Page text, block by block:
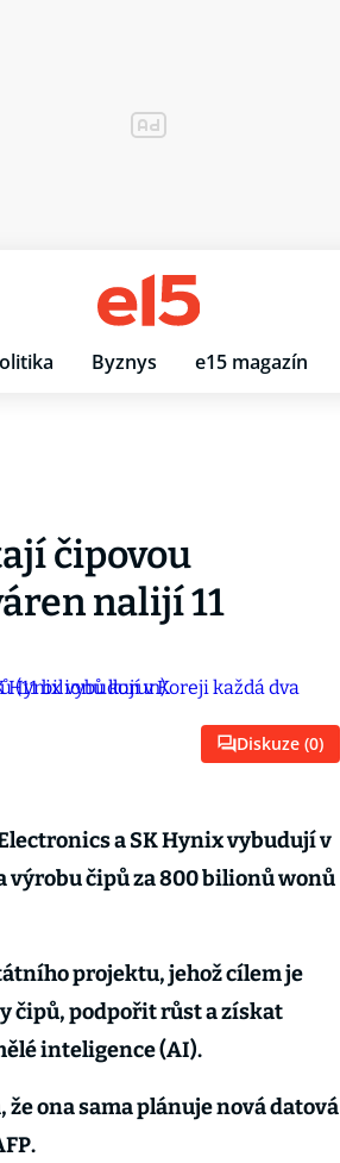
Byznys e15 magazín
čipovou
nalijí 11
Diskuze (0)
a SK Hynix vybudují v
výrobu čipů za 800 bilionů wonů
projektu, jehož cílem je
čipů, podpořit růst a získat
inteligence (AI).
ona sama plánuje nová datová